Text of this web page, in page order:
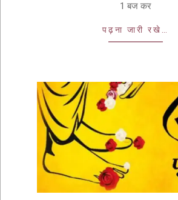
1 बज कर
पढ़ना जारी रखे…